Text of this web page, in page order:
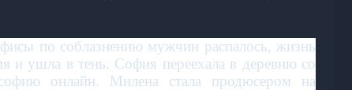
по соблазнению мужчин распалось, жизнь
и ушла в тень. София переехала в деревню со
онлайн. Милена стала продюсером на